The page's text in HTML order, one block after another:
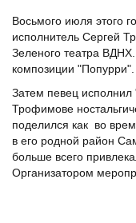
Восьмого июля этого
исполнитель Сергей
Зеленого театра
композиции "Попурри".
Затем певец
Трофимове
поделился как во
в его родной район
больше всего
Организатором